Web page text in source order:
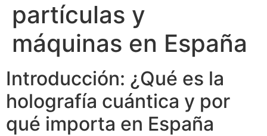
partículas y
máquinas en España
Introducción: ¿Qué es la
holografía cuántica y por
qué importa en España